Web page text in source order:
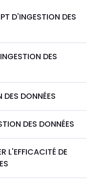
D'INGESTION DES
DES
DES DONNÉES
DES DONNÉES
L'EFFICACITÉ DE